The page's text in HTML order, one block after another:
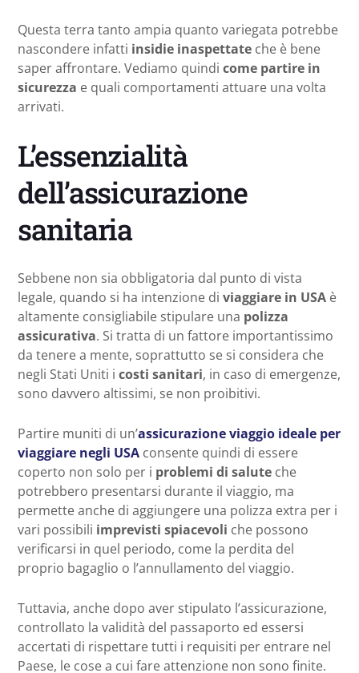
Questa terra tanto ampia quanto variegata potrebbe
nascondere infatti insidie inaspettate che è bene
saper affrontare. Vediamo quindi come partire in
sicurezza e quali comportamenti attuare una volta
arrivati.
L’essenzialità
dell’assicurazione
sanitaria
Sebbene non sia obbligatoria dal punto di vista
legale, quando si ha intenzione di viaggiare in USA è
altamente consigliabile stipulare una polizza
assicurativa. Si tratta di un fattore importantissimo
da tenere a mente, soprattutto se si considera che
negli Stati Uniti i costi sanitari, in caso di emergenze,
sono davvero altissimi, se non proibitivi.
Partire muniti di un’assicurazione viaggio ideale per
viaggiare negli USA consente quindi di essere
coperto non solo per i problemi di salute che
potrebbero presentarsi durante il viaggio, ma
permette anche di aggiungere una polizza extra per i
vari possibili imprevisti spiacevoli che possono
verificarsi in quel periodo, come la perdita del
proprio bagaglio o l’annullamento del viaggio.
Tuttavia, anche dopo aver stipulato l’assicurazione,
controllato la validità del passaporto ed essersi
accertati di rispettare tutti i requisiti per entrare nel
Paese, le cose a cui fare attenzione non sono finite.